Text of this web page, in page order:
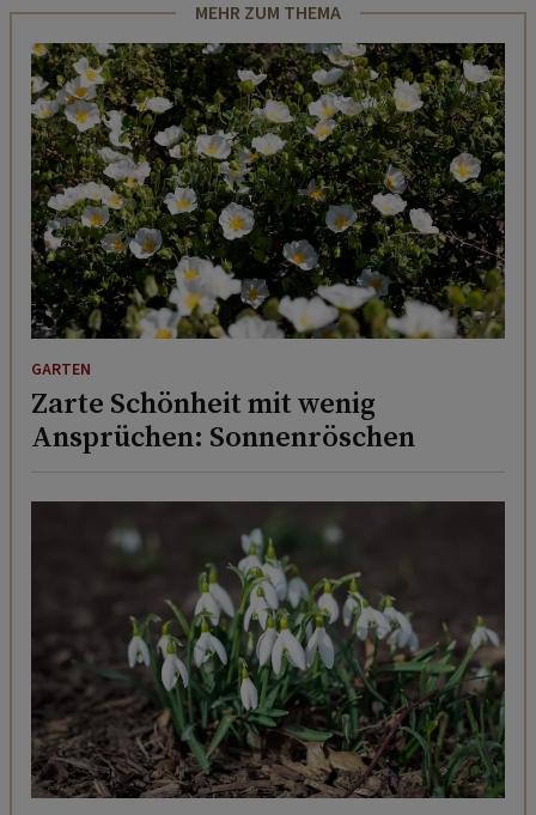
MEHR ZUM THEMA
GARTEN
Zarte Schönheit mit wenig
Ansprüchen: Sonnenröschen